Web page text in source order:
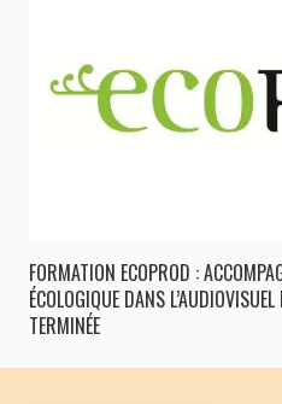
FORMATION ECOPROD :
ÉCOLOGIQUE DANS
TERMINÉE